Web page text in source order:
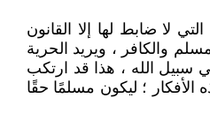
لا ضابط لها إلا القانون
والكافر ، ويريد الحرية
سبيل الله ، هذا قد ارتكب
الأفكار ؛ ليكون مسلمًا حقًا